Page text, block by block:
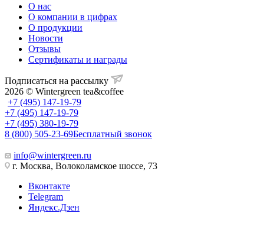
О нас
О компании в цифрах
О продукции
Новости
Отзывы
Сертификаты и награды
Подписаться на рассылку
2026 © Wintergreen tea&coffee
+7 (495) 147-19-79
+7 (495) 147-19-79
+7 (495) 380-19-79
8 (800) 505-23-69Бесплатный звонок
info@wintergreen.ru
г. Москва, Волоколамское шоссе, 73
Вконтакте
Telegram
Яндекс.Дзен